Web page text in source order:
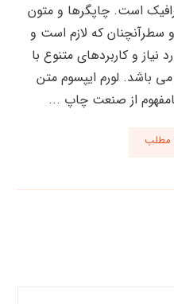
است. چاپگرها و متون
سطرآنچنان که لازم است و
نیاز و کاربردهای متنوع با
می باشد. لورم ایپسوم متن
از صنعت چاپ ...
مطلب